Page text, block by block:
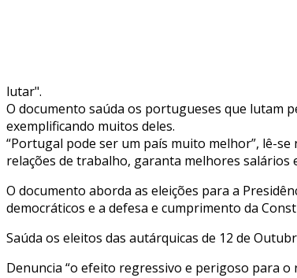
lutar".
O documento saúda os portugueses que lutam
exemplificando muitos deles.
“Portugal pode ser um país muito melhor”, lê-
relações de trabalho, garanta melhores salários
O documento aborda as eleições para a
democráticos e a defesa e cumprimento da
Saúda os eleitos das autárquicas de 12 de
Denuncia “o efeito regressivo e perigoso para